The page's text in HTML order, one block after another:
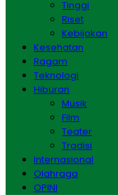
Tinggi
Riset
Kebijakan
Kesehatan
Ragam
Teknologi
Hiburan
Musik
Film
Teater
Tradisi
Internasional
Olahraga
OPINI